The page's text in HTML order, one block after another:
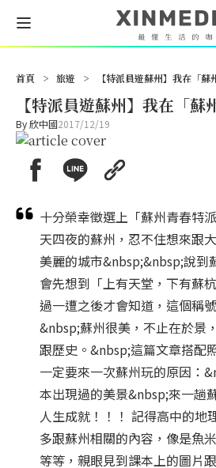
首頁 > 旅遊 > 【特派員遊蘇州】我在「
【特派員遊蘇州】我在「
By欣中國2017/12/19
十分榮幸徵選上「蘇州青春特
天四夜的蘇州，忍不住想來跟
美麗的城市&nbsp;&nbsp;說到
會先想到「上有天堂，下有蘇
過一遭之後才會知道，這個稱
&nbsp;蘇州很美，不止在於景
跟歷史。&nbsp;這篇文章搭配
一定要來一次蘇州玩的原因：
本出現過的美景&nbsp;來一趟
人生成就！！！ 記得高中的地
多跟蘇州相關的內容，像是魚
等等，親眼見到課本上的圖片